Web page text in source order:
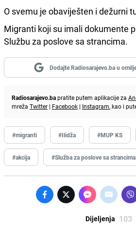
O svemu je obaviješten i dežurni
Migranti koji su imali dokumente
Službu za poslove sa strancima.
Dodajte Radiosarajevo.ba u
Radiosarajevo.bapratite putem aplikacije za
mreža Twitter | Facebook | Instagram, kao i
#migranti #Ilidža #MUP KS
#akcija #Služba za poslove sa strancima
Dijeljenja 103